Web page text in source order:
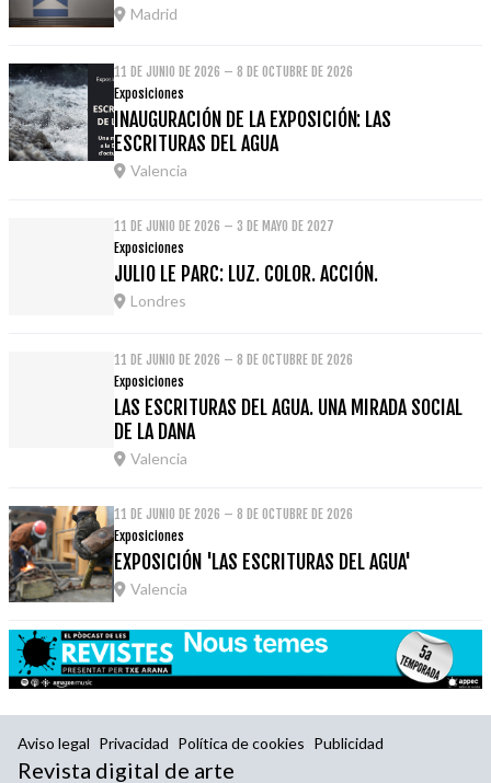
Madrid
11 DE JUNIO DE 2026 – 8 DE OCTUBRE DE 2026
Exposiciones
INAUGURACIÓN DE LA EXPOSICIÓN: LAS
ESCRITURAS DEL AGUA
Valencia
11 DE JUNIO DE 2026 – 3 DE MAYO DE 2027
Exposiciones
JULIO LE PARC: LUZ. COLOR. ACCIÓN.
Londres
11 DE JUNIO DE 2026 – 8 DE OCTUBRE DE 2026
Exposiciones
LAS ESCRITURAS DEL AGUA. UNA MIRADA SOCIAL
DE LA DANA
Valencia
11 DE JUNIO DE 2026 – 8 DE OCTUBRE DE 2026
Exposiciones
EXPOSICIÓN 'LAS ESCRITURAS DEL AGUA'
Valencia
Aviso legal Privacidad Política de cookies Publicidad
Revista digital de arte